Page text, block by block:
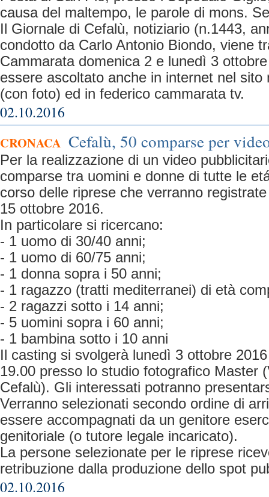
causa del maltempo, le parole di mons.
Il Giornale di Cefalù, notiziario (n.1443,
condotto da Carlo Antonio Biondo, viene
Cammarata domenica 2 e lunedì 3
essere ascoltato anche in internet nel sito
(con foto) ed in federico cammarata tv.
02.10.2016
CRONACA Cefalù, 50 comparse per
Per la realizzazione di un video
comparse tra uomini e donne di tutte le
corso delle riprese che verranno
15 ottobre 2016.
In particolare si ricercano:
- 1 uomo di 30/40 anni;
- 1 uomo di 60/75 anni;
- 1 donna sopra i 50 anni;
- 1 ragazzo (tratti mediterranei) di età
- 2 ragazzi sotto i 14 anni;
- 5 uomini sopra i 60 anni;
- 1 bambina sotto i 10 anni
Il casting si svolgerà lunedì 3 ottobre
19.00 presso lo studio fotografico Master
Cefalù). Gli interessati potranno
Verranno selezionati secondo ordine di
essere accompagnati da un genitore
genitoriale (o tutore legale incaricato).
La persone selezionate per le riprese
retribuzione dalla produzione dello spot
02.10.2016